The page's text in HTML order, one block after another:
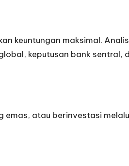
keuntungan maksimal.
keputusan bank
emas, atau berinvestasi